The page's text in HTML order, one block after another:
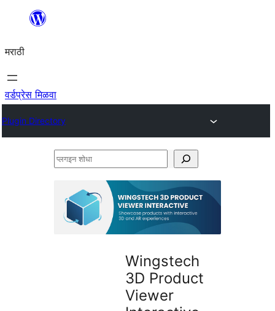
सामुग्रीवर
मराठी
वर्डप्रेस मिळवा
Plugin Directory
प्लगइन
Wingstech
3D Product
Viewer